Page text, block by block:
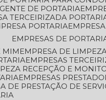
DE PORTARIA
TERCEIRIZADA
PORTARIA
EMPRESAS DE
MIM
EMPRESA DE
EMPRESAS
RECEPÇÃO E
EMPRESAS
DE PRESTAÇÃO DE